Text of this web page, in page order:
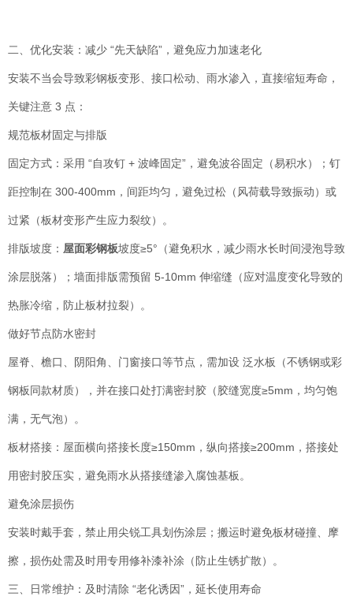
二、优化安装：减少 “先天缺陷”，避免应力加速老化
安装不当会导致彩钢板变形、接口松动、雨水渗入，直接缩短寿命，
关键注意 3 点：
规范板材固定与排版
固定方式：采用 “自攻钉 + 波峰固定”，避免波谷固定（易积水）；钉
距控制在 300-400mm，间距均匀，避免过松（风荷载导致振动）或
过紧（板材变形产生应力裂纹）。
排版坡度： 屋面彩钢板坡度≥5°（避免积水，减少雨水长时间浸泡导致
涂层脱落）；墙面排版需预留 5-10mm 伸缩缝（应对温度变化导致的
热胀冷缩，防止板材拉裂）。
做好节点防水密封
屋脊、檐口、阴阳角、门窗接口等节点，需加设 泛水板（不锈钢或彩
钢板同款材质），并在接口处打满密封胶（胶缝宽度≥5mm，均匀饱
满，无气泡）。
板材搭接：屋面横向搭接长度≥150mm，纵向搭接≥200mm，搭接处
用密封胶压实，避免雨水从搭接缝渗入腐蚀基板。
避免涂层损伤
安装时戴手套，禁止用尖锐工具划伤涂层；搬运时避免板材碰撞、摩
擦，损伤处需及时用专用修补漆补涂（防止生锈扩散）。
三、日常维护：及时清除 “老化诱因”，延长使用寿命